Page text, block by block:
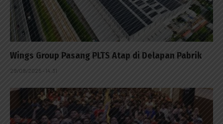
Wings Group Pasang PLTS Atap di Delapan Pabrik
29/09/2025 - 14:31